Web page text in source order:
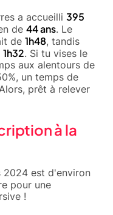
a accueilli 395
de 44 ans. Le
de 1h48, tandis
1h32. Si tu vises le
aux alentours de
un temps de
prêt à relever
à la
2024 est d'environ
pour une
!